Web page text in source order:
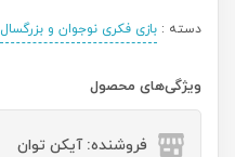
دسته : بازی فکری نوجوان و بزرگسال
ویژگی‌های محصول
فروشنده: آیکن توان